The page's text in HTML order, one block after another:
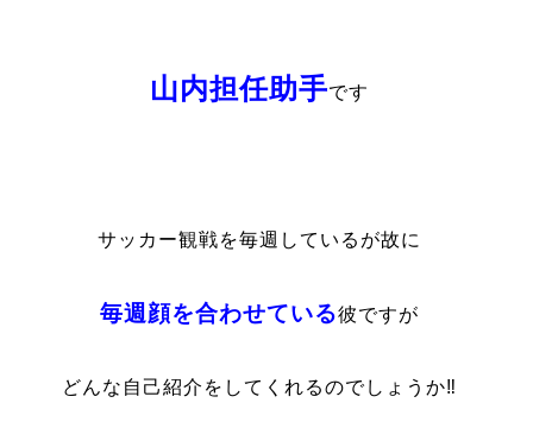
山内担任助手です
サッカー観戦を毎週しているが故に
毎週顔を合わせている彼ですが
どんな自己紹介をしてくれるのでしょうか‼️